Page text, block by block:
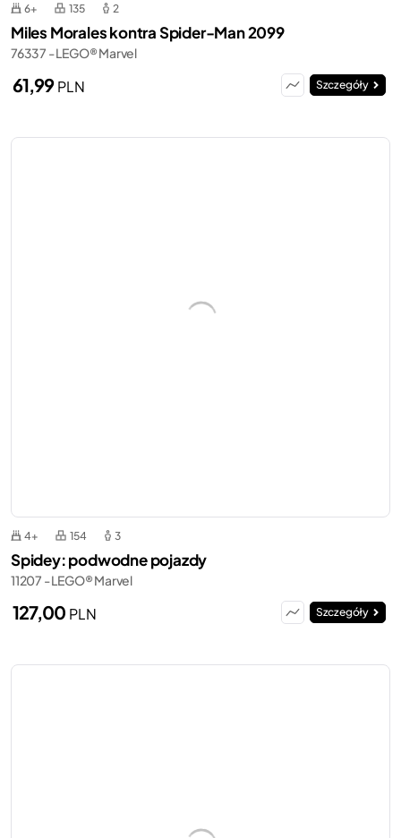
6+ 135 2
Miles Morales kontra Spider-Man 2099
76337 - LEGO® Marvel
61,99PLN Szczegóły
4+ 154 3
Spidey: podwodne pojazdy
11207 - LEGO® Marvel
127,00 PLN Szczegóły